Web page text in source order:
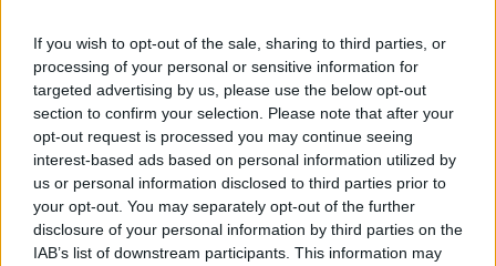
If you wish to opt-out of the sale, sharing to third parties, or
processing of your personal or sensitive information for
targeted advertising by us, please use the below opt-out
section to confirm your selection. Please note that after your
opt-out request is processed you may continue seeing
interest-based ads based on personal information utilized by
us or personal information disclosed to third parties prior to
your opt-out. You may separately opt-out of the further
disclosure of your personal information by third parties on the
IAB’s list of downstream participants. This information may